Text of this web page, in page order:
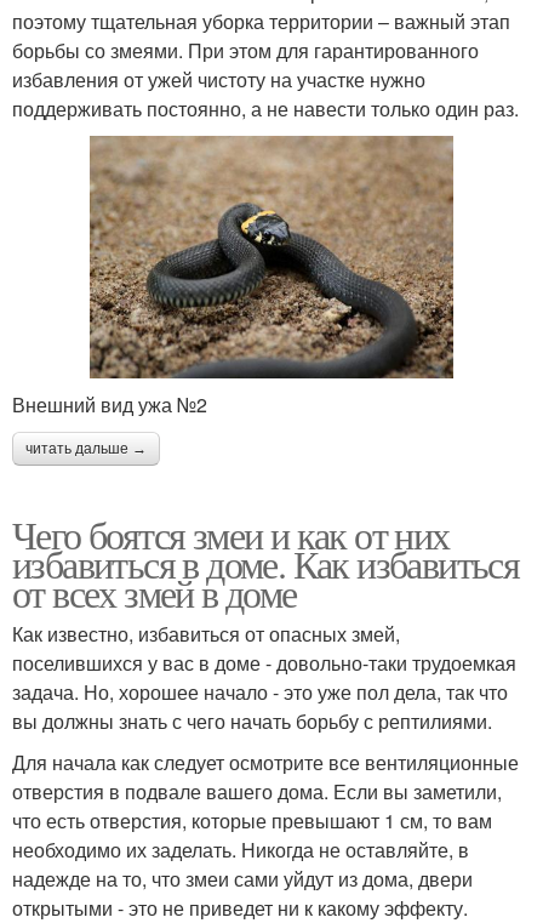
поэтому тщательная уборка территории – важный этап
борьбы со змеями. При этом для гарантированного
избавления от ужей чистоту на участке нужно
поддерживать постоянно, а не навести только один раз.
Внешний вид ужа №2
читать дальше →
Чего боятся змеи и как от них
избавиться в доме. Как избавиться
от всех змей в доме
Как известно, избавиться от опасных змей,
поселившихся у вас в доме - довольно-таки трудоемкая
задача. Но, хорошее начало - это уже пол дела, так что
вы должны знать с чего начать борьбу с рептилиями.
Для начала как следует осмотрите все вентиляционные
отверстия в подвале вашего дома. Если вы заметили,
что есть отверстия, которые превышают 1 см, то вам
необходимо их заделать. Никогда не оставляйте, в
надежде на то, что змеи сами уйдут из дома, двери
открытыми - это не приведет ни к какому эффекту.